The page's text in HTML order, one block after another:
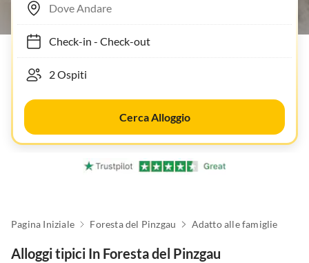
Check-in- Check-out
Cerca Alloggio
Pagina Iniziale Foresta del Pinzgau Adatto alle famiglie
Alloggi tipici In Foresta del Pinzgau